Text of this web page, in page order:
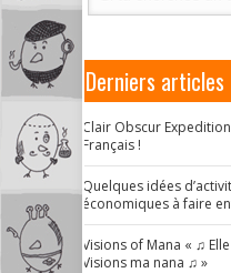
Derniers articles
Clair Obscur
Français !
Quelques idées
économiques à faire
Visions of Mana « ♫
Visions ma nana ♫ »